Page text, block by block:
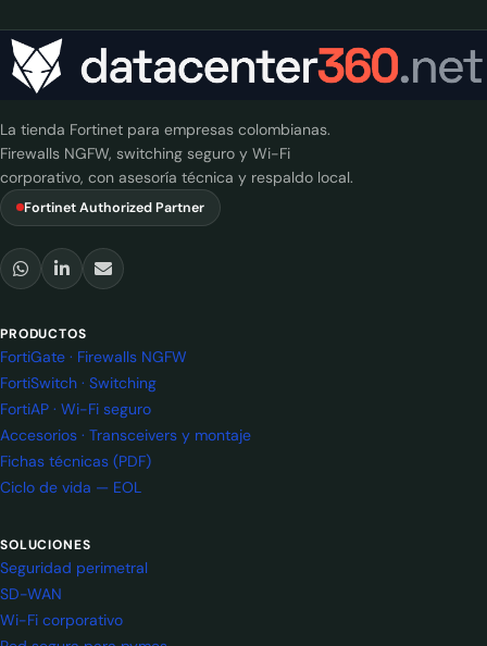
La tienda Fortinet para empresas colombianas.
Firewalls NGFW, switching seguro y Wi-Fi
corporativo, con asesoría técnica y respaldo local.
Fortinet Authorized Partner
PRODUCTOS
FortiGate · Firewalls NGFW
FortiSwitch · Switching
FortiAP · Wi-Fi seguro
Accesorios · Transceivers y montaje
Fichas técnicas (PDF)
Ciclo de vida — EOL
SOLUCIONES
Seguridad perimetral
SD-WAN
Wi-Fi corporativo